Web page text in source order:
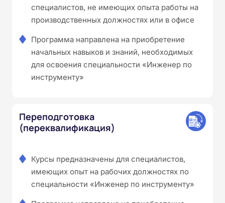
специалистов, не имеющих опыта работы на
производственных должностях или в офисе
Программа направлена на приобретение
начальных навыков и знаний, необходимых
для освоения специальности «Инженер по
инструменту»
Переподготовка
(переквалификация)
Курсы предназначены для специалистов,
имеющих опыт на рабочих должностях по
специальности «Инженер по инструменту»